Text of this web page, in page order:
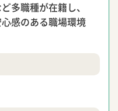
多職種が在籍し、
感のある職場環境